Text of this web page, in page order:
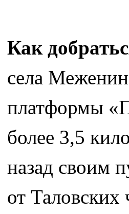
Как
села
платформы
более 3,5
назад своим
от Таловских